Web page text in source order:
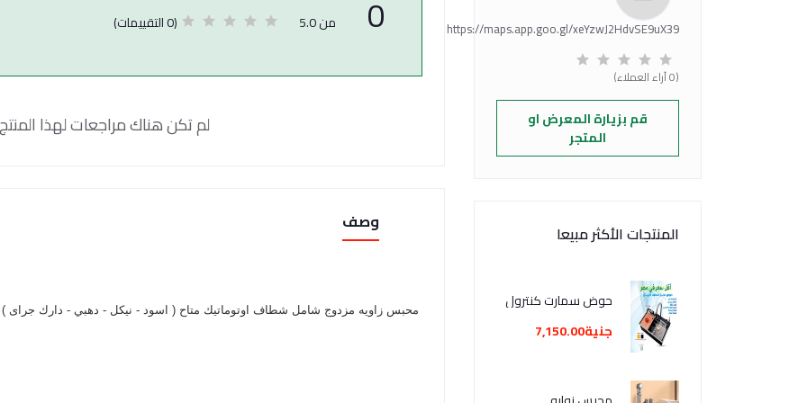
https://maps.app.goo.gl/xeYzwJ2HdvSE9uX39
(0 آراء العملاء)
قم بزيارة المعرض او
المتجر
المنتجات الأكثر مبيعا
حوض سمارت كنترول
جنية7,150.00
0 من 5.0 (0 التقييمات)
لم تكن هناك مراجعات لهذا
وصف
محبس زاویه مزدوج شامل شطاف اوتوماتيك متاح ( اسود - نيكل - دهبي - دارك جراى )